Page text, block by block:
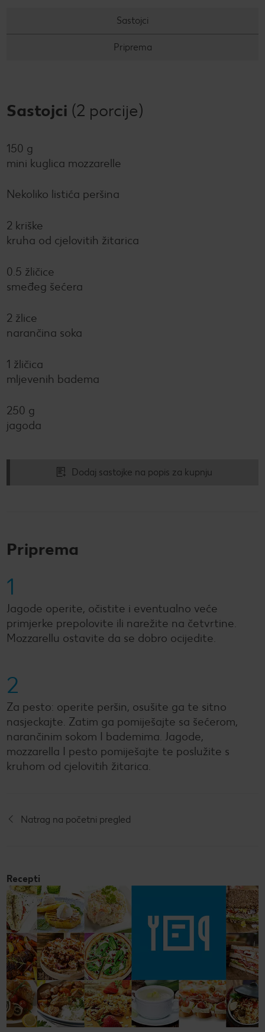
PRAVILA NAGRADNOG NATJEČAJA „Nenapisana
zadaća“
Super poletje (SLO)
Peci s Ivanom: Otkrij recepte i trikove poznate hrvatske
slastičarke
Sastojci
Priprema
Sastojci (2 porcije)
150 g
mini kuglica mozzarelle
Nekoliko listića peršina
2 kriške
kruha od cjelovitih žitarica
0.5 žličice
smeđeg šećera
2 žlice
narančina soka
1 žličica
mljevenih badema
250 g
jagoda
Dodaj sastojke na popis za kupnju
Priprema
1
Jagode operite, očistite i eventualno veće
primjerke prepolovite ili narežite na četvrtine.
Mozzarellu ostavite da se dobro ocijedite.
2
Za pesto: operite peršin, osušite ga te sitno
nasjeckajte. Zatim ga pomiješajte sa šećerom,
narančinim sokom I bademima. Jagode,
mozzarella I pesto pomiješajte te poslužite s
kruhom od cjelovitih žitarica.
Natrag na početni pregled
Recepti